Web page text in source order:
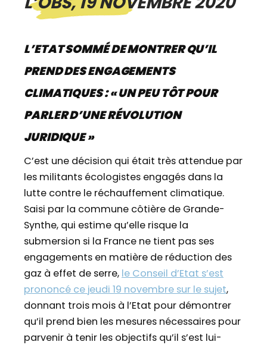
L’ETAT SOMMÉ DE MONTRER QU’IL
PREND DES ENGAGEMENTS
CLIMATIQUES : « UN PEU TÔT POUR
PARLER D’UNE RÉVOLUTION
JURIDIQUE »
C’est une décision qui était très attendue par
les militants écologistes engagés dans la
lutte contre le réchauffement climatique.
Saisi par la commune côtière de Grande-
Synthe, qui estime qu’elle risque la
submersion si la France ne tient pas ses
engagements en matière de réduction des
gaz à effet de serre, le Conseil d’Etat s’est
prononcé ce jeudi 19 novembre sur le sujet,
donnant trois mois à l’Etat pour démontrer
qu’il prend bien les mesures nécessaires pour
parvenir à tenir les objectifs qu’il s’est lui-